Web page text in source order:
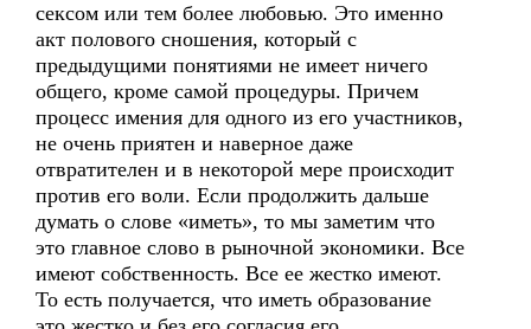
сексом или тем более любовью. Это именно
акт полового сношения, который с
предыдущими понятиями не имеет ничего
общего, кроме самой процедуры. Причем
процесс имения для одного из его участников,
не очень приятен и наверное даже
отвратителен и в некоторой мере происходит
против его воли. Если продолжить дальше
думать о слове «иметь», то мы заметим что
это главное слово в рыночной экономики. Все
имеют собственность. Все ее жестко имеют.
То есть получается, что иметь образование